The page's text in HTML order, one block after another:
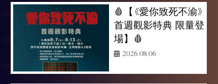
🩸【《愛你致死不渝》
首週觀影特典 限量登
場】🩸
2026.08.06